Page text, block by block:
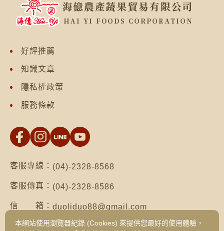
好評推薦
知識文章
隱私權政策
服務條款
客服專線： (04)-2328-8568
客服傳真： (04)-2328-8586
信 箱： duoliduo88@gmail.com
地 址：台南市仁德區保安路二段552號（台南總公
本網站使用瀏覽器紀錄 (Cookies) 來提供您最好的使用體驗，